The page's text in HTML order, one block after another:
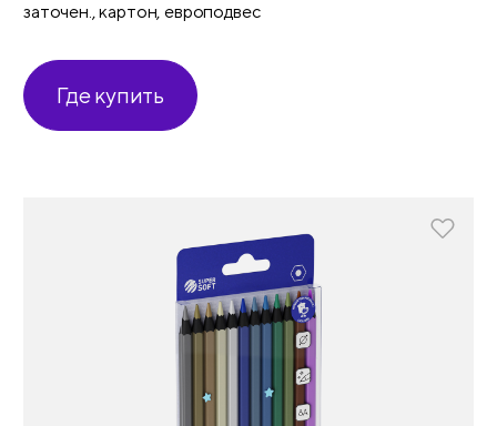
заточен., картон, европодвес
Где купить